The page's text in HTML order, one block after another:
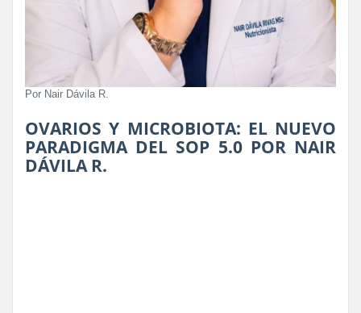
Por Nair Dávila R.
OVARIOS Y MICROBIOTA: EL NUEVO
PARADIGMA DEL SOP 5.0 POR NAIR
DÁVILA R.